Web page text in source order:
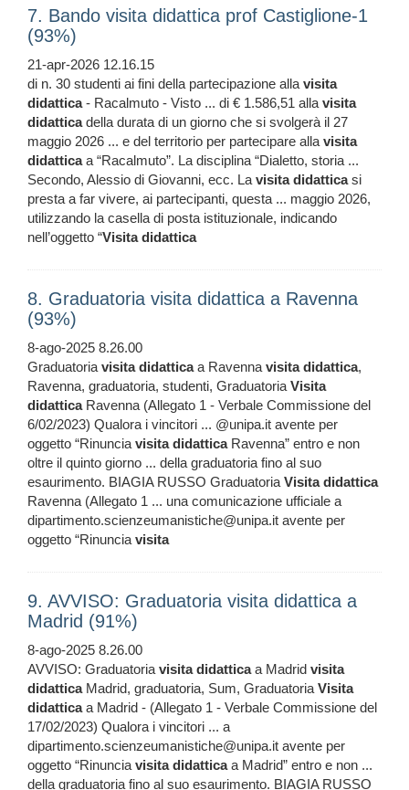
7. Bando visita didattica prof Castiglione-1
(93%)
21-apr-2026 12.16.15
di n. 30 studenti ai fini della partecipazione allavisita
didattica- Racalmuto - Visto ... di € 1.586,51 allavisita
didatticadella durata di un giorno che si svolgerà il 27
maggio 2026 ... e del territorio per partecipare allavisita
didatticaa “Racalmuto”. La disciplina “Dialetto, storia ...
Secondo, Alessio di Giovanni, ecc. Lavisita didatticasi
presta a far vivere, ai partecipanti, questa ... maggio 2026,
utilizzando la casella di posta istituzionale, indicando
nell’oggetto “Visita didattica
8. Graduatoria visita didattica a Ravenna
(93%)
8-ago-2025 8.26.00
Graduatoriavisita didatticaa Ravennavisita didattica,
Ravenna, graduatoria, studenti, GraduatoriaVisita
didatticaRavenna (Allegato 1 - Verbale Commissione del
6/02/2023) Qualora i vincitori ... @unipa.it avente per
oggetto “Rinunciavisita didatticaRavenna” entro e non
oltre il quinto giorno ... della graduatoria fino al suo
esaurimento. BIAGIA RUSSO GraduatoriaVisita didattica
Ravenna (Allegato 1 ... una comunicazione ufficiale a
dipartimento.scienzeumanistiche@unipa.it avente per
oggetto “Rinunciavisita
9. AVVISO: Graduatoria visita didattica a
Madrid (91%)
8-ago-2025 8.26.00
AVVISO: Graduatoriavisita didatticaa Madrid visita
didatticaMadrid, graduatoria, Sum, GraduatoriaVisita
didatticaa Madrid - (Allegato 1 - Verbale Commissione del
17/02/2023) Qualora i vincitori ... a
dipartimento.scienzeumanistiche@unipa.it avente per
oggetto “Rinunciavisita didatticaa Madrid” entro e non ...
della graduatoria fino al suo esaurimento. BIAGIA RUSSO